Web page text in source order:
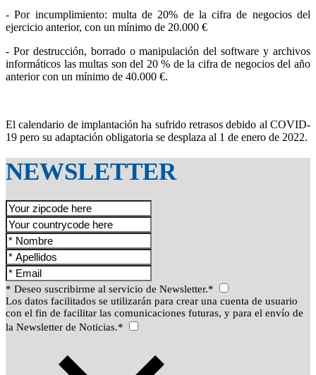
- Por incumplimiento: multa de 20% de la cifra de negocios del
ejercicio anterior, con un mínimo de 20.000 €
- Por destrucción, borrado o manipulación del software y archivos
informáticos las multas son del 20 % de la cifra de negocios del año
anterior con un mínimo de 40.000 €.
El calendario de implantación ha sufrido retrasos debido al COVID-
19 pero su adaptación obligatoria se desplaza al 1 de enero de 2022.
NEWSLETTER
* Deseo suscribirme al servicio de Newsletter.*
Los datos facilitados se utilizarán para crear una cuenta de usuario
con el fin de facilitar las comunicaciones futuras, y para el envío de
la Newsletter de Noticias.*